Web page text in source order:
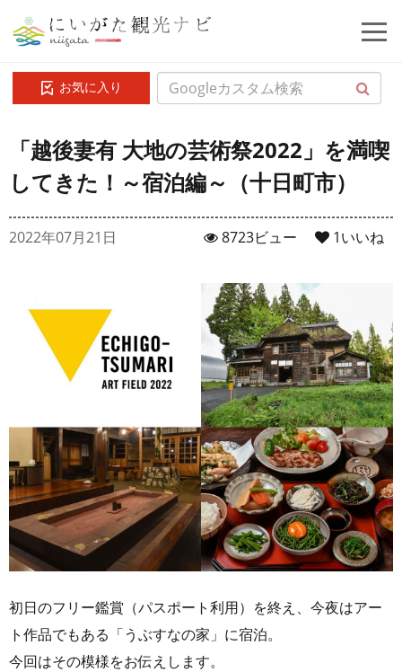
お気に入り
「越後妻有 大地の芸術祭2022」を満喫
してきた！～宿泊編～（十日町市）
2022年07月21日 1いいね
8723ビュー
初日のフリー鑑賞（パスポート利用）を終え、今夜はアー
ト作品でもある「うぶすなの家」に宿泊。
今回はその模様をお伝えします。